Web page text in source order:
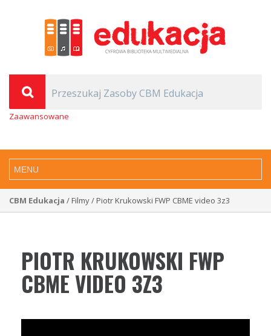
Zaawansowane
CBM Edukacja / Filmy / Piotr Krukowski FWP CBME video 3z3
PIOTR KRUKOWSKI FWP
CBME VIDEO 3Z3